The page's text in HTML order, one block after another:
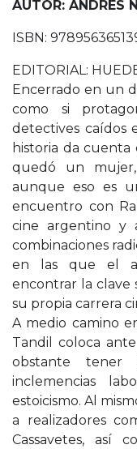
AUTOR: ANDRÉS
ISBN:
EDITORIAL:
Encerrado en un
como si
detectives caídos
historia da cuenta
quedó un
aunque eso es
encuentro con
cine argentino y
combinaciones
en las que el
encontrar la clave
su propia carrera
A medio camino
Tandil coloca
obstante tener
inclemencias
estoicismo. Al
a realizadores
Cassavetes, así